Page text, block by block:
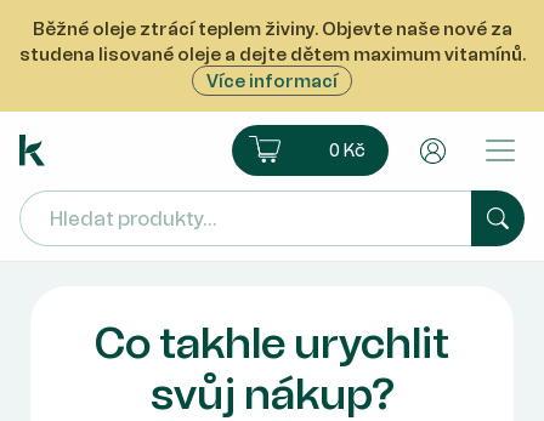
Běžné oleje ztrácí teplem živiny. Objevte naše nové za
studena lisované oleje a dejte dětem maximum vitamínů.
Více informací
Ekoprodukt e-shop Košík0 Kč
Co takhle urychlit
svůj nákup?